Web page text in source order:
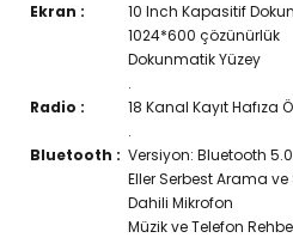
Ekran :
10 Inch Kapasitif
1024*600 çözünürlük
Dokunmatik Yüzey
.
Radio :
18 Kanal Kayıt Hafıza
.
Bluetooth : Versiyon: Bluetooth 5.0
Eller Serbest Arama ve
Dahili Mikrofon
Müzik ve Telefon